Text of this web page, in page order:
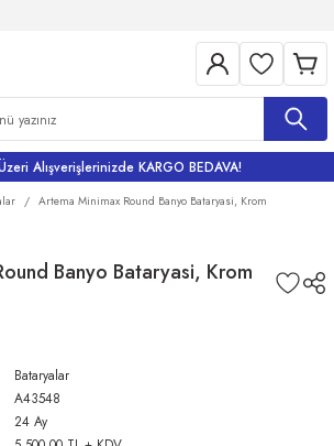
Banyo Bataryaları
Eviye Bataryası
Alışverişlerinizde KARGO BEDAVA!
Artema Minimax Round Banyo Bataryasi, Krom
Banyo Bataryasi, Krom
Bataryalar
A43548
24 Ay